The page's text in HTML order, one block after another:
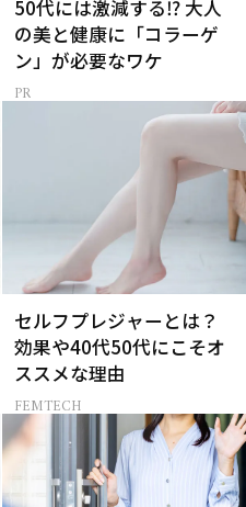
50代には激減する⁉ 大人
の美と健康に「コラーゲ
ン」が必要なワケ
セルフプレジャーとは？
効果や40代50代にこそオ
ススメな理由
FEMTECH